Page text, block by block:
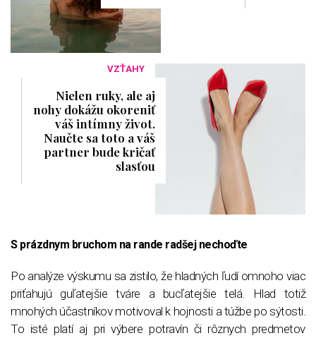
VZŤAHY
Nielen ruky, ale aj
nohy dokážu okoreniť
váš intímny život.
Naučte sa toto a váš
partner bude kričať
slasťou
S prázdnym bruchom na rande radšej nechoďte
Po analýze výskumu sa zistilo, že hladných ľudí omnoho viac
priťahujú guľatejšie tváre a bucľatejšie telá. Hlad totiž
mnohých účastníkov motivoval k hojnosti a túžbe po sýtosti.
To isté platí aj pri výbere potravín či rôznych predmetov